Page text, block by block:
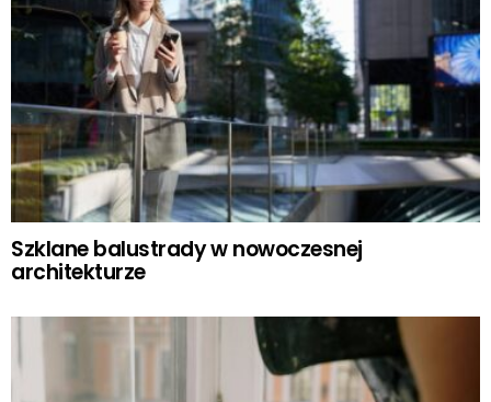
Szklane balustrady w nowoczesnej
architekturze